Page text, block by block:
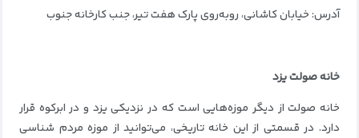
آدرس: خیابان کاشانی، رو‌به‌روی پارک هفت تیر، جنب کارخانه جنوب
خانه صولت یزد
خانه صولت از دیگر موزه‌هایی است که در نزدیکی یزد و در ابرکوه قرار
دارد. در قسمتی از این خانه تاریخی، می‌توانید از موزه مردم شناسی